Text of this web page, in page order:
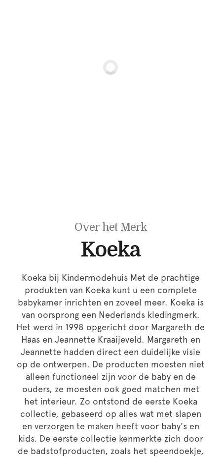
Over het Merk
Koeka
Koeka bij Kindermodehuis Met de prachtige
produkten van Koeka kunt u een complete
babykamer inrichten en zoveel meer. Koeka is
van oorsprong een Nederlands kledingmerk.
Het werd in 1998 opgericht door Margareth de
Haas en Jeannette Kraaijeveld. Margareth en
Jeannette hadden direct een duidelijke visie
op de ontwerpen. De producten moesten niet
alleen functioneel zijn voor de baby en de
ouders, ze moesten ook goed matchen met
het interieur. Zo ontstond de eerste Koeka
collectie, gebaseerd op alles wat met slapen
en verzorgen te maken heeft voor baby's en
kids. De eerste collectie kenmerkte zich door
de badstofproducten, zoals het speendoekje,